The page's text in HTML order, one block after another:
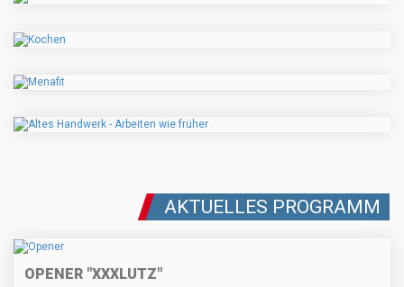
AKTUELLES PROGRAMM
OPENER "XXXLUTZ"